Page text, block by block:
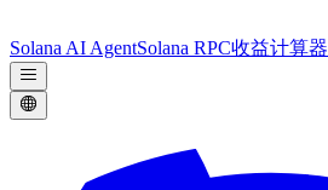
Solana AI AgentSolana RPC收益计算器